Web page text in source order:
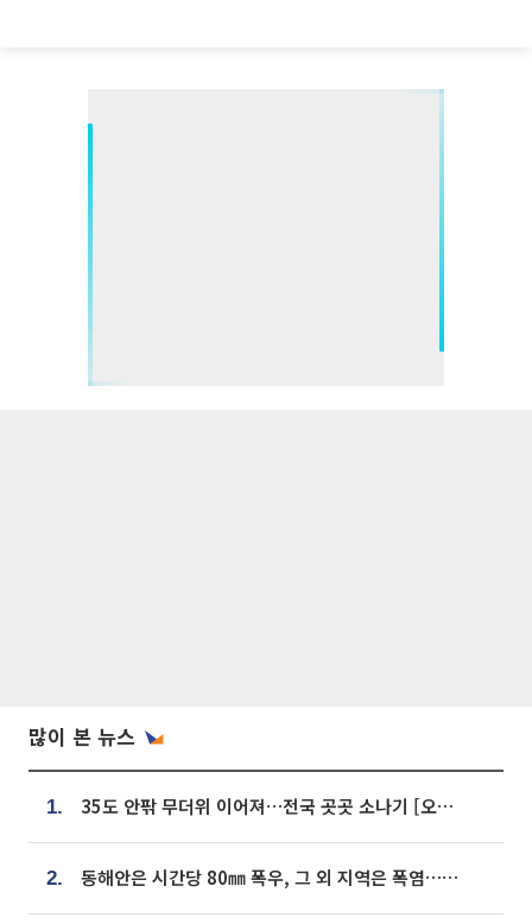
많이 본 뉴스
1. 35도 안팎 무더위 이어져…전국 곳곳 소나기 [오늘 날씨]
2. 동해안은 시간당 80㎜ 폭우, 그 외 지역은 폭염…‘극과 극 날씨’